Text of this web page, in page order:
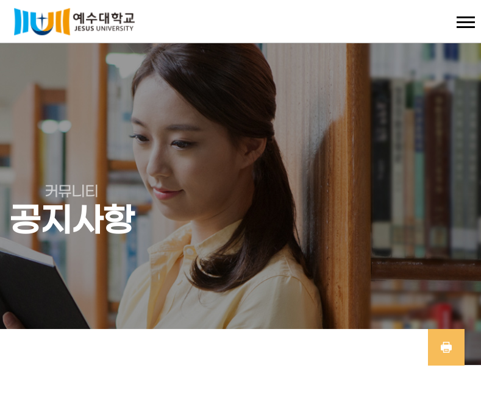
커뮤니티
공지사항